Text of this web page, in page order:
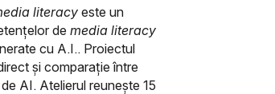
literacyeste un
de media literacy
cu A.I.. Proiectul
și comparație între
AI. Atelierul reunește 15